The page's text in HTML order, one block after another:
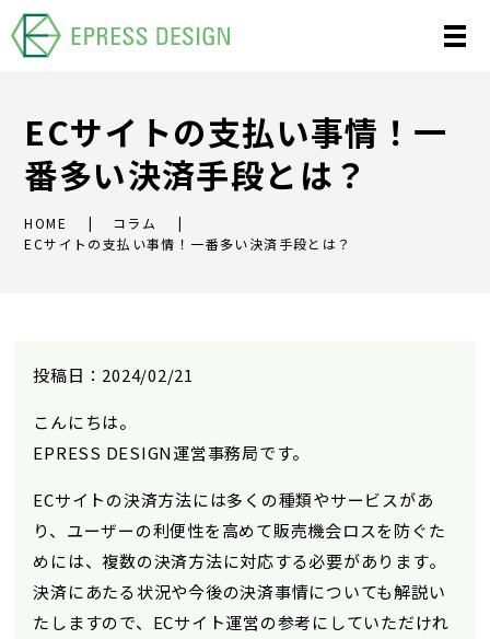
ECサイトの支払い事情！一
番多い決済手段とは？
HOME
コラム
ECサイトの支払い事情！一番多い決済手段とは？
投稿日：2024/02/21
こんにちは。
EPRESS DESIGN運営事務局です。
ECサイトの決済方法には多くの種類やサービスがあ
り、ユーザーの利便性を高めて販売機会ロスを防ぐた
めには、複数の決済方法に対応する必要があります。
決済にあたる状況や今後の決済事情についても解説い
たしますので、ECサイト運営の参考にしていただけれ